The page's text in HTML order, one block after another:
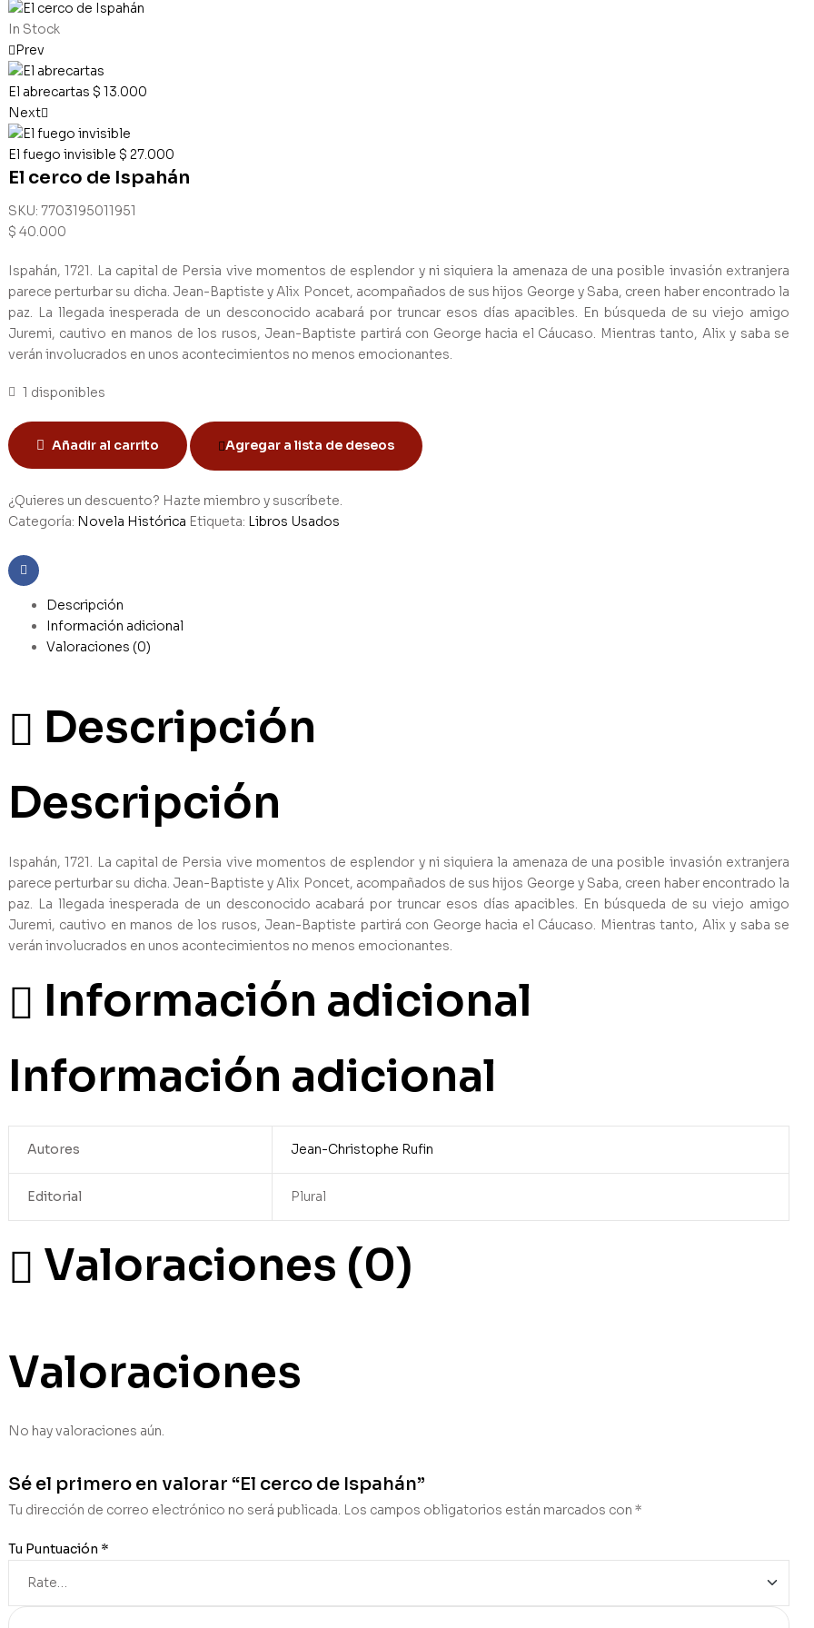
In Stock
Prev
El abrecartas $ 13.000
Next
El fuego invisible $ 27.000
El cerco de Ispahán
SKU: 7703195011951
$ 40.000
Ispahán, 1721. La capital de Persia vive momentos de esplendor y ni siquiera la amenaza de una posible invasión extranjera
parece perturbar su dicha. Jean-Baptiste y Alix Poncet, acompañados de sus hijos George y Saba, creen haber encontrado la
paz. La llegada inesperada de un desconocido acabará por truncar esos días apacibles. En búsqueda de su viejo amigo
Juremi, cautivo en manos de los rusos, Jean-Baptiste partirá con George hacia el Cáucaso. Mientras tanto, Alix y saba se
verán involucrados en unos acontecimientos no menos emocionantes.
1 disponibles
Añadir al carrito Agregar a lista de deseos
¿Quieres un descuento? Hazte miembro y suscríbete.
Categoría: Novela Histórica Etiqueta: Libros Usados
Facebook
Descripción
Información adicional
Valoraciones (0)
Descripción
Descripción
Ispahán, 1721. La capital de Persia vive momentos de esplendor y ni siquiera la amenaza de una posible invasión extranjera
parece perturbar su dicha. Jean-Baptiste y Alix Poncet, acompañados de sus hijos George y Saba, creen haber encontrado la
paz. La llegada inesperada de un desconocido acabará por truncar esos días apacibles. En búsqueda de su viejo amigo
Juremi, cautivo en manos de los rusos, Jean-Baptiste partirá con George hacia el Cáucaso. Mientras tanto, Alix y saba se
verán involucrados en unos acontecimientos no menos emocionantes.
Información adicional
Información adicional
Autores Jean-Christophe Rufin
Editorial Plural
Valoraciones (0)
Valoraciones
No hay valoraciones aún.
Sé el primero en valorar “El cerco de Ispahán”
Tu dirección de correo electrónico no será publicada. Los campos obligatorios están marcados con *
Tu Puntuación *